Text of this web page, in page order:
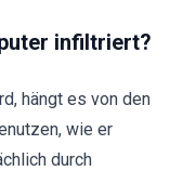
infiltriert?
hängt es von den
wie er
durch